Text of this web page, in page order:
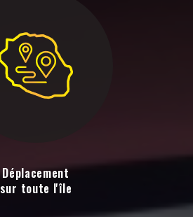
Déplacement
sur toute l'île